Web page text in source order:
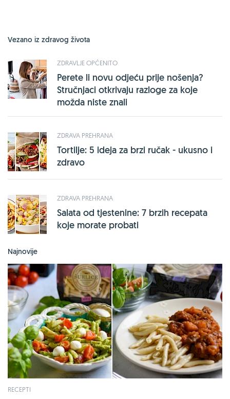
Vezano iz zdravog života
ZDRAVLJE OPĆENITO
Perete li novu odjeću prije nošenja?
Stručnjaci otkrivaju razloge za koje
možda niste znali
ZDRAVA PREHRANA
Tortilje: 5 ideja za brzi ručak - ukusno i
zdravo
ZDRAVA PREHRANA
Salata od tjestenine: 7 brzih recepata
koje morate probati
Najnovije
RECEPTI